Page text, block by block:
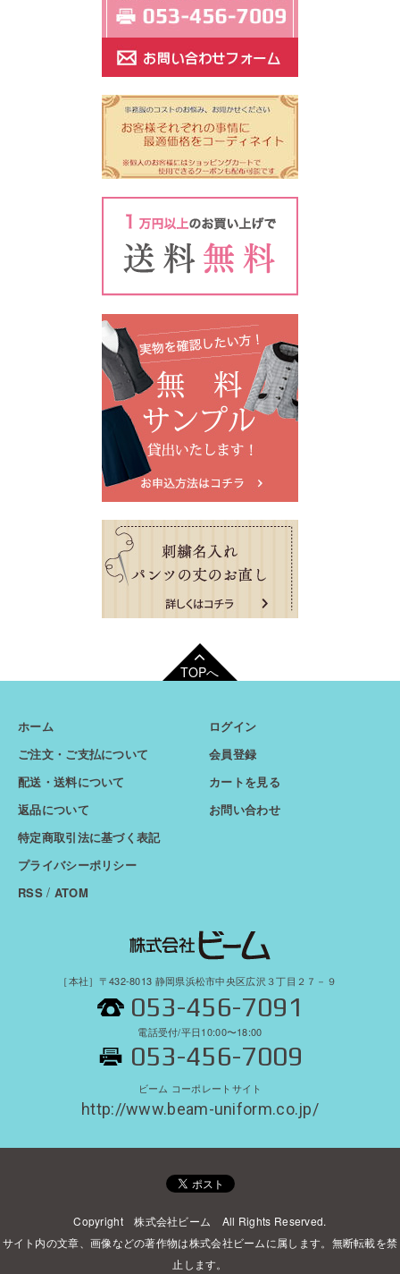
TOPへ
ホーム
ご注文・ご支払について
配送・送料について
返品について
特定商取引法に基づく表記
プライバシーポリシー
RSS/ ATOM
ログイン
会員登録
カートを見る
お問い合わせ
［本社］〒432-8013 静岡県浜松市中央区広沢３丁目２７－９
053-456-7091
電話受付/平日10:00〜18:00
053-456-7009
ビーム コーポレートサイト
http://www.beam-uniform.co.jp/
Copyright 株式会社ビーム All Rights Reserved.
サイト内の文章、画像などの著作物は株式会社ビームに属します。無断転載を禁
止します。